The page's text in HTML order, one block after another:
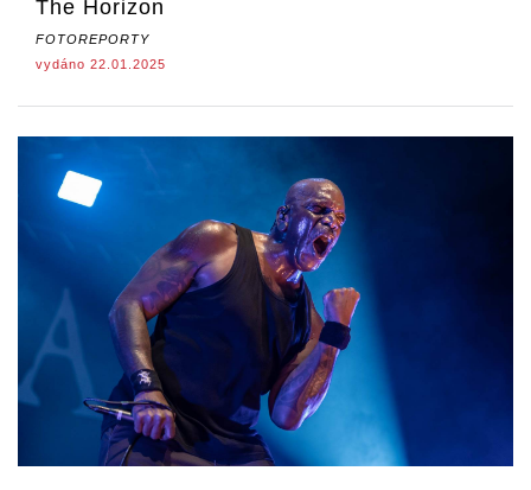
The Horizon
FOTOREPORTY
vydáno 22.01.2025